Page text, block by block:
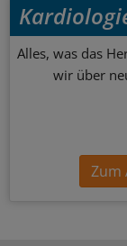
Alles, was das
wir über
Zum